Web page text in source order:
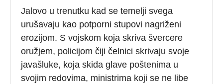
Jalovo u trenutku kad se temelji svega
urušavaju kao potporni stupovi nagriženi
erozijom. S vojskom koja skriva švercere
oružjem, policijom čiji čelnici skrivaju svoje
javašluke, koja skida glave poštenima u
svojim redovima, ministrima koji se ne libe